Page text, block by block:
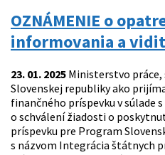
OZNÁMENIE o
informovania a
23. 01. 2025 Ministerstvo práce,
Slovenskej republiky ako
finančného príspevku v súlade
o schválení žiadosti o
príspevku pre Program
s názvom Integrácia štátnych